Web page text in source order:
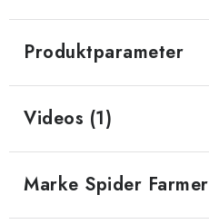
Produktparameter
Videos (1)
Marke Spider Farmer